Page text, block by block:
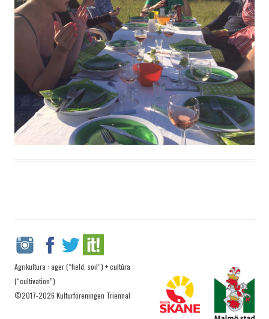
Agrikultura : ager (“field, soil”) + cultūra
(“cultivation”)
©2017-2026 Kulturföreningen Triennal